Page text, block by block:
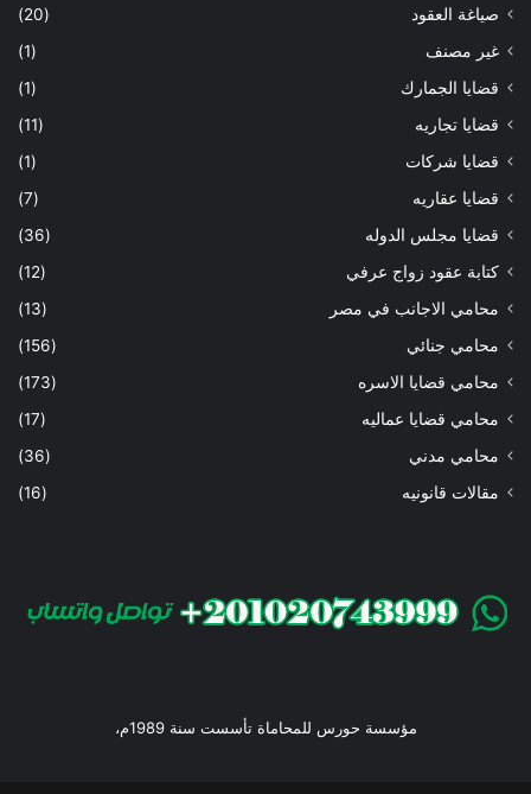
صياغة العقود
(20)
غير مصنف
(1)
قضايا الجمارك
(1)
قضايا تجاريه
(11)
قضايا شركات
(1)
قضايا عقاريه
(7)
قضايا مجلس الدوله
(36)
كتابة عقود زواج عرفي
(12)
محامي الاجانب في مصر
(13)
محامي جنائي
(156)
محامي قضايا الاسره
(173)
محامي قضايا عماليه
(17)
محامي مدني
(36)
مقالات قانونيه
(16)
مؤسسة حورس للمحاماة تأسست سنة 1989م،